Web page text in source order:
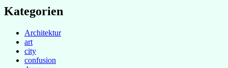
Kategorien
Architektur
art
city
confusion